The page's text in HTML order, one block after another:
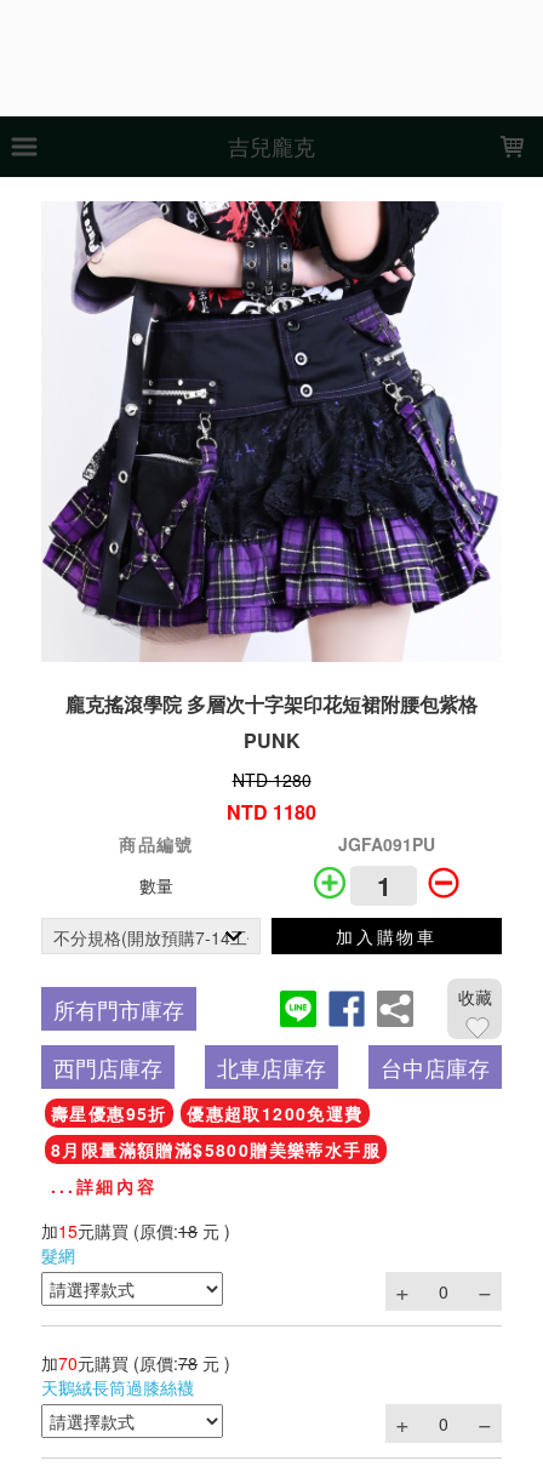
吉兒龐克
龐克搖滾學院 多層次十字架印花短裙附腰包紫格
PUNK
NTD 1280
NTD 1180
商品編號
JGFA091PU
數量
加入購物車
所有門市庫存 收藏
西門店庫存 北車店庫存 台中店庫存
壽星優惠95折
優惠超取1200免運費
8月限量滿額贈滿$5800贈美樂蒂水手服
...詳細內容
加15元購買 (原價:18 元 )
髮網
加70元購買 (原價:78 元 )
天鵝絨長筒過膝絲襪